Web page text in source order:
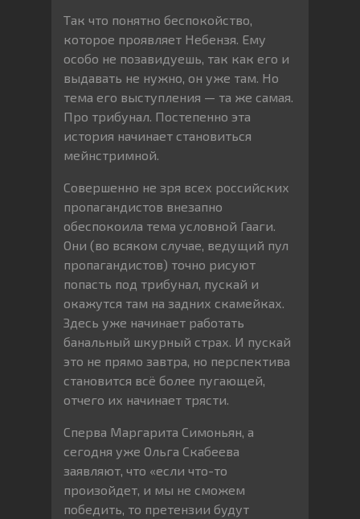
Так что понятно беспокойство,
которое проявляет Небензя. Ему
особо не позавидуешь, так как его и
выдавать не нужно, он уже там. Но
тема его выступления — та же самая.
Про трибунал. Постепенно эта
история начинает становиться
мейнстримной.
Совершенно не зря всех российских
пропагандистов внезапно
обеспокоила тема условной Гааги.
Они (во всяком случае, ведущий пул
пропагандистов) точно рисуют
попасть под трибунал, пускай и
окажутся там на задних скамейках.
Здесь уже начинает работать
банальный шкурный страх. И пускай
это не прямо завтра, но перспектива
становится всё более пугающей,
отчего их начинает трясти.
Сперва Маргарита Симоньян, а
сегодня уже Ольга Скабеева
заявляют, что «если что-то
произойдет, и мы не сможем
победить, то претензии будут